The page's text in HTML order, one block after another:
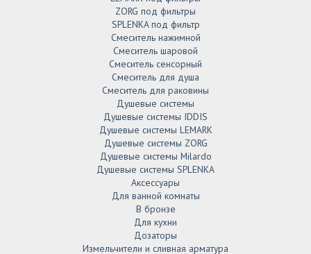
ZORG под фильтры
SPLENKA под фильтр
Смеситель нажимной
Смеситель шаровой
Смеситель сенсорный
Смеситель для душа
Смеситель для раковины
Душевые системы
Душевые системы IDDIS
Душевые системы LEMARK
Душевые системы ZORG
Душевые системы Milardo
Душевые системы SPLENKA
Аксессуары
Для ванной комнаты
В бронзе
Для кухни
Дозаторы
Измельчители и сливная арматура